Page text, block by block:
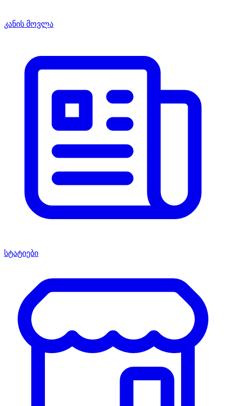
კანის მოვლა
სტატიები